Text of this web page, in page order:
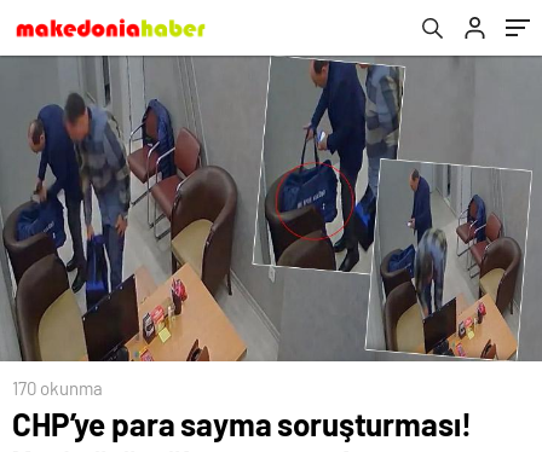
170 okunma
CHP’ye para sayma soruşturması!